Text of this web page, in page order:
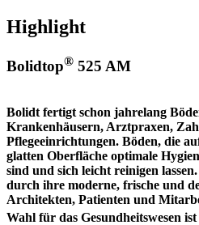
Highlight
Bolidtop® 525 AM
Bolidt fertigt schon jahrelang
Krankenhäusern, Arztpraxen,
Pflegeeinrichtungen. Böden, die
glatten Oberfläche optimale
sind und sich leicht reinigen
durch ihre moderne, frische und
Architekten, Patienten und
Wahl für das Gesundheitswesen